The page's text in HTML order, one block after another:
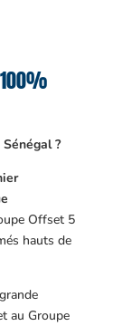
100%
?
Offset 5
hauts de
au Groupe